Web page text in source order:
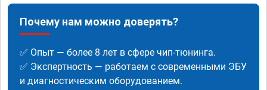
Почему нам можно доверять?
✅ Опыт — более 8 лет в сфере чип-тюнинга.
✅ Экспертность — работаем с современными ЭБУ
и диагностическим оборудованием.